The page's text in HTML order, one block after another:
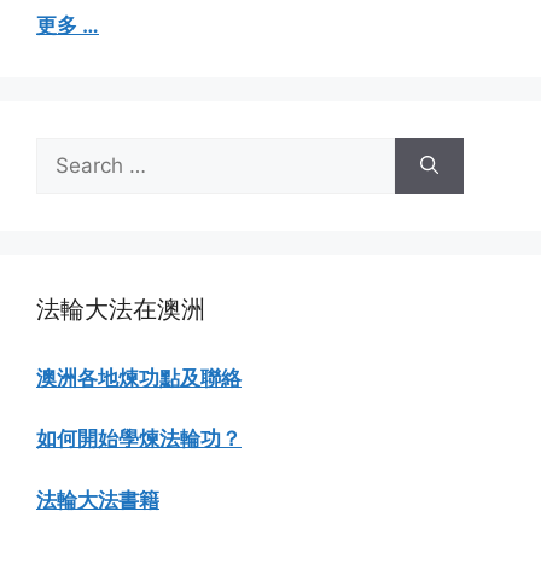
更多 …
for:
法輪大法在澳洲
澳洲各地煉功點及聯絡
如何開始學煉法輪功？
法輪大法書籍